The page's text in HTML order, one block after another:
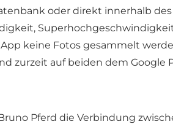
oder direkt innerhalb
keine Fotos gesammelt
zurzeit auf beiden dem Google
Pferd die Verbindung